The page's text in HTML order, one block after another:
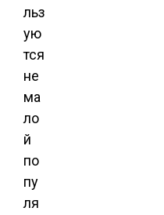
льз
ую
тся
не
ма
ло
й
по
пу
ля